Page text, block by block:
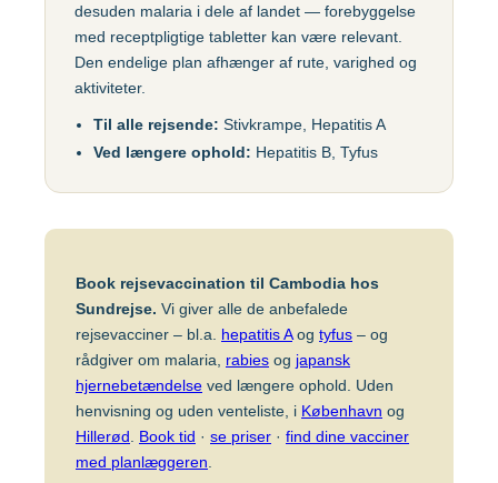
Gul feber
Helvedesild (Zoster)
HPV
Hundegalskab –
Rabies
Influenza
Japansk
hjernebetændelse
MFR (MMR)
Mpox-vaccine
Pneumokokker
Syncytialvirus (RSV)
Skoldkopper (Chicken
Pox)
Stivkrampe (Difteri-
Stivkrampe)
Tuberkulose (BCG)
Etiopien
Ghana
Indien
Japan
Kenya
desuden malaria i dele af landet — forebyggelse
med receptpligtige tabletter kan være relevant.
Den endelige plan afhænger af rute, varighed og
aktiviteter.
Til alle rejsende: Stivkrampe, Hepatitis A
Ved længere ophold: Hepatitis B, Tyfus
Book rejsevaccination til Cambodia hos
Sundrejse. Vi giver alle de anbefalede
rejsevacciner – bl.a. hepatitis Aog tyfus – og
rådgiver om malaria, rabies og japansk
hjernebetændelse ved længere ophold. Uden
henvisning og uden venteliste, i København og
Hillerød
Book tid · se priser · find dine vacciner
med planlæggeren